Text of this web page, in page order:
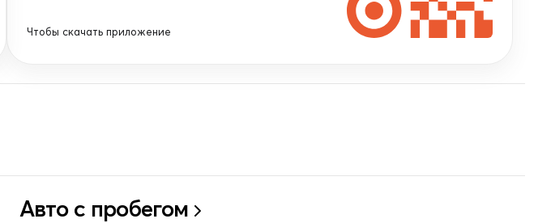
Чтобы скачать приложение
Авто с пробегом